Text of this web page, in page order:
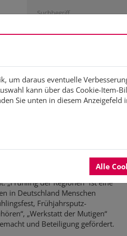
Studien Fortbildung
für
„Frühling der Regionen“ ist eine
in Deutschland Menschen
Frühjahrsputz-
„Werkstatt der Mutigen“
und Beteiligung gefördert.
um daraus eventuelle
kann über das Cookie-Item-
Sie unten in diesem Anzeigefeld
Alle